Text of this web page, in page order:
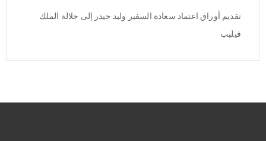
تقديم أوراق اعتماد سعادة السفير وليد حيدر إلى جلالة الملك
فيليب